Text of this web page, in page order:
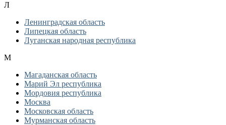
Л
Ленинградская область
Липецкая область
Луганская народная республика
М
Магаданская область
Марий Эл республика
Мордовия республика
Москва
Московская область
Мурманская область